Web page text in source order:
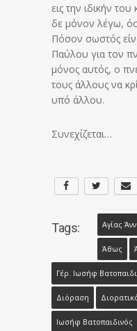
εις την ιδικήν
δε μόνον λέγω,
Πόσον σωστός
Παύλου για τον
μόνος αυτός, ο
τους άλλους να
υπό άλλου.
Συνεχίζεται…
Tags: Αγίας
Άθως
Γέρ. Ιωσήφ
Διόραση
Ιωσήφ Βατοπαιδινός